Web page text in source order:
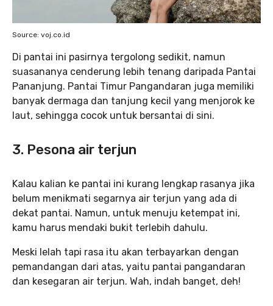
Source: voj.co.id
Di pantai ini pasirnya tergolong sedikit, namun
suasananya cenderung lebih tenang daripada Pantai
Pananjung. Pantai Timur Pangandaran juga memiliki
banyak dermaga dan tanjung kecil yang menjorok ke
laut, sehingga cocok untuk bersantai di sini.
3. Pesona air terjun
Kalau kalian ke pantai ini kurang lengkap rasanya jika
belum menikmati segarnya air terjun yang ada di
dekat pantai. Namun, untuk menuju ketempat ini,
kamu harus mendaki bukit terlebih dahulu.
Meski lelah tapi rasa itu akan terbayarkan dengan
pemandangan dari atas, yaitu pantai pangandaran
dan kesegaran air terjun. Wah, indah banget, deh!